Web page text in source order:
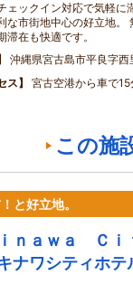
ェックイン対応で気軽に
な市街地中心の好立地。
滞在も快適です。
沖縄県宮古島市平良字西
ス
宮古空港から車で15
この施
と好立地。
ｎａｗａ Ｃ
キナワシティホテ